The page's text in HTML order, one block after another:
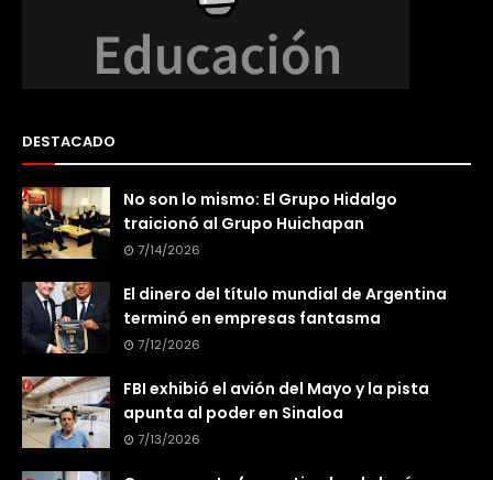
DESTACADO
No son lo mismo: El Grupo Hidalgo
traicionó al Grupo Huichapan
7/14/2026
El dinero del título mundial de Argentina
terminó en empresas fantasma
7/12/2026
FBI exhibió el avión del Mayo y la pista
apunta al poder en Sinaloa
7/13/2026